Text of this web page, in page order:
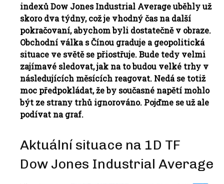
indexů Dow Jones Industrial Average uběhly už
skoro dva týdny, což je vhodný čas na další
pokračovaní, abychom byli dostatečně v obraze.
Obchodní válka s Čínou graduje a geopolitická
situace ve světě se přiostřuje. Bude tedy velmi
zajímavé sledovat, jak na to budou velké trhy v
následujících měsících reagovat. Nedá se totiž
moc předpokládat, že by současné napětí mohlo
být ze strany trhů ignorováno. Pojďme se už ale
podívat na graf.
Aktuální situace na 1D TF
Dow Jones Industrial Average